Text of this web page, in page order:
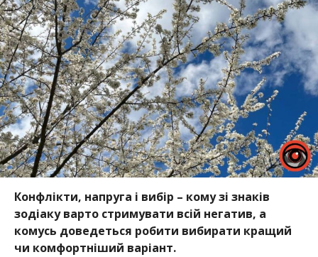
Конфлікти, напруга і вибір – кому зі знаків
зодіаку варто стримувати всій негатив, а
комусь доведеться робити вибирати кращий
чи комфортніший варіант.